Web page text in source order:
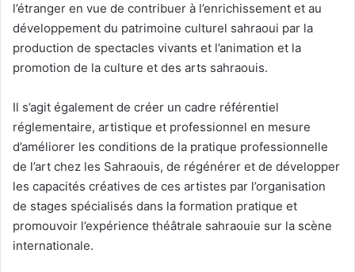
l’étranger en vue de contribuer à l’enrichissement et au
développement du patrimoine culturel sahraoui par la
production de spectacles vivants et l’animation et la
promotion de la culture et des arts sahraouis.
Il s’agit également de créer un cadre référentiel
réglementaire, artistique et professionnel en mesure
d’améliorer les conditions de la pratique professionnelle
de l’art chez les Sahraouis, de régénérer et de développer
les capacités créatives de ces artistes par l’organisation
de stages spécialisés dans la formation pratique et
promouvoir l’expérience théâtrale sahraouie sur la scène
internationale.